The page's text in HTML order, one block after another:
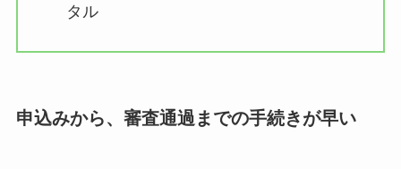
タル
申込みから、審査通過までの手続きが早い